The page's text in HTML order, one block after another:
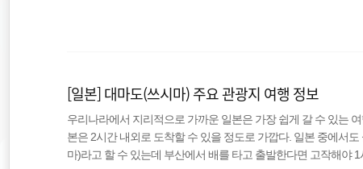
[일본] 대마도(쓰시마) 주요 관광지 여행 정보
우리나라에서 지리적으로 가까운 일본은 가장 쉽게 갈 수 있는
본은 2시간 내외로 도착할 수 있을 정도로 가깝다. 일본 중에서
마)라고 할 수 있는데 부산에서 배를 타고 출발한다면 고작해야
travel
일본